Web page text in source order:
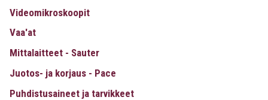
Videomikroskoopit
Vaa'at
Mittalaitteet - Sauter
Juotos- ja korjaus - Pace
Puhdistusaineet ja tarvikkeet